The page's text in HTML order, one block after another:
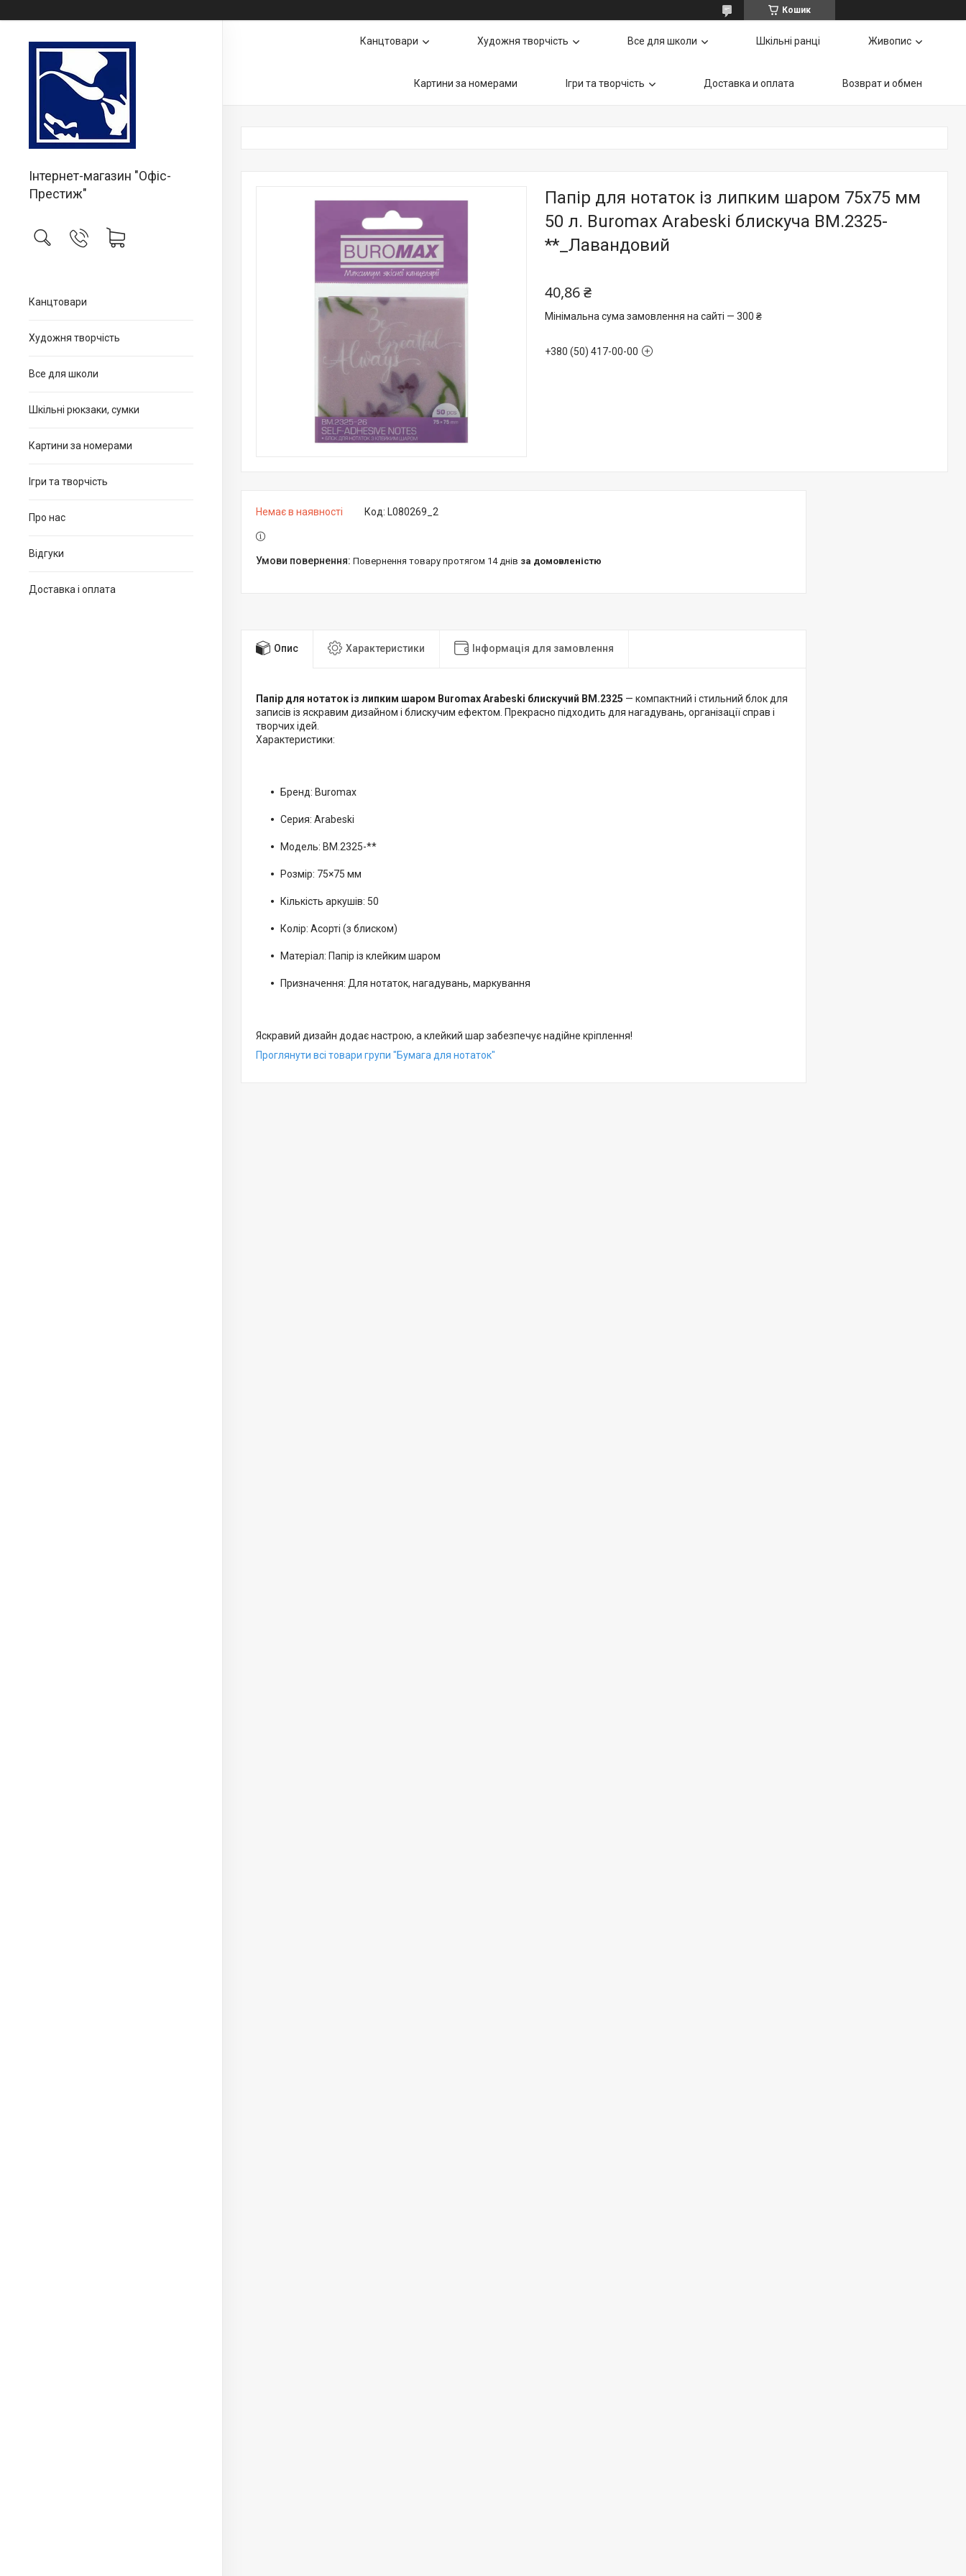
Кошик
Інтернет-магазин "Офіс-
Престиж"
Канцтовари
Художня творчість
Все для школи
Шкільні рюкзаки, сумки
Картини за номерами
Ігри та творчість
Про нас
Відгуки
Доставка і оплата
Канцтовари Художня творчість Все для школи Шкільні ранці Живопис
Картини за номерами Ігри та творчість Доставка и оплата Возврат и обмен
Папір для нотаток із липким шаром 75x75 мм
50 л. Buromax Arabeski блискуча BM.2325-
**_Лавандовий
40,86 ₴
Мінімальна сума замовлення на сайті — 300 ₴
+380 (50) 417-00-00
Немає в наявності Код: L080269_2
повернення товару протягом 14 днів за домовленістю
Опис Характеристики Інформація для замовлення
Папір для нотаток із липким шаром Buromax Arabeski блискучий BM.2325 — компактний і стильний блок для
записів із яскравим дизайном і блискучим ефектом. Прекрасно підходить для нагадувань, організації справ і
творчих ідей.
Характеристики:
Бренд: Buromax
Серия: Arabeski
Модель: BM.2325-**
Розмір: 75×75 мм
Кількість аркушів: 50
Колір: Асорті (з блиском)
Матеріал: Папір із клейким шаром
Призначення: Для нотаток, нагадувань, маркування
Яскравий дизайн додає настрою, а клейкий шар забезпечує надійне кріплення!
Проглянути всі товари групи "Бумага для нотаток"